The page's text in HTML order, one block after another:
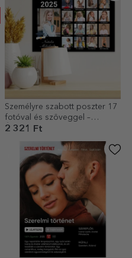
Személyre szabott poszter 17
fotóval és szöveggel –
Érettségi
2 321 Ft